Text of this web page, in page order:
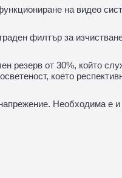
на видео
филтър за
резерв от 30%, който
което
Необходима е и